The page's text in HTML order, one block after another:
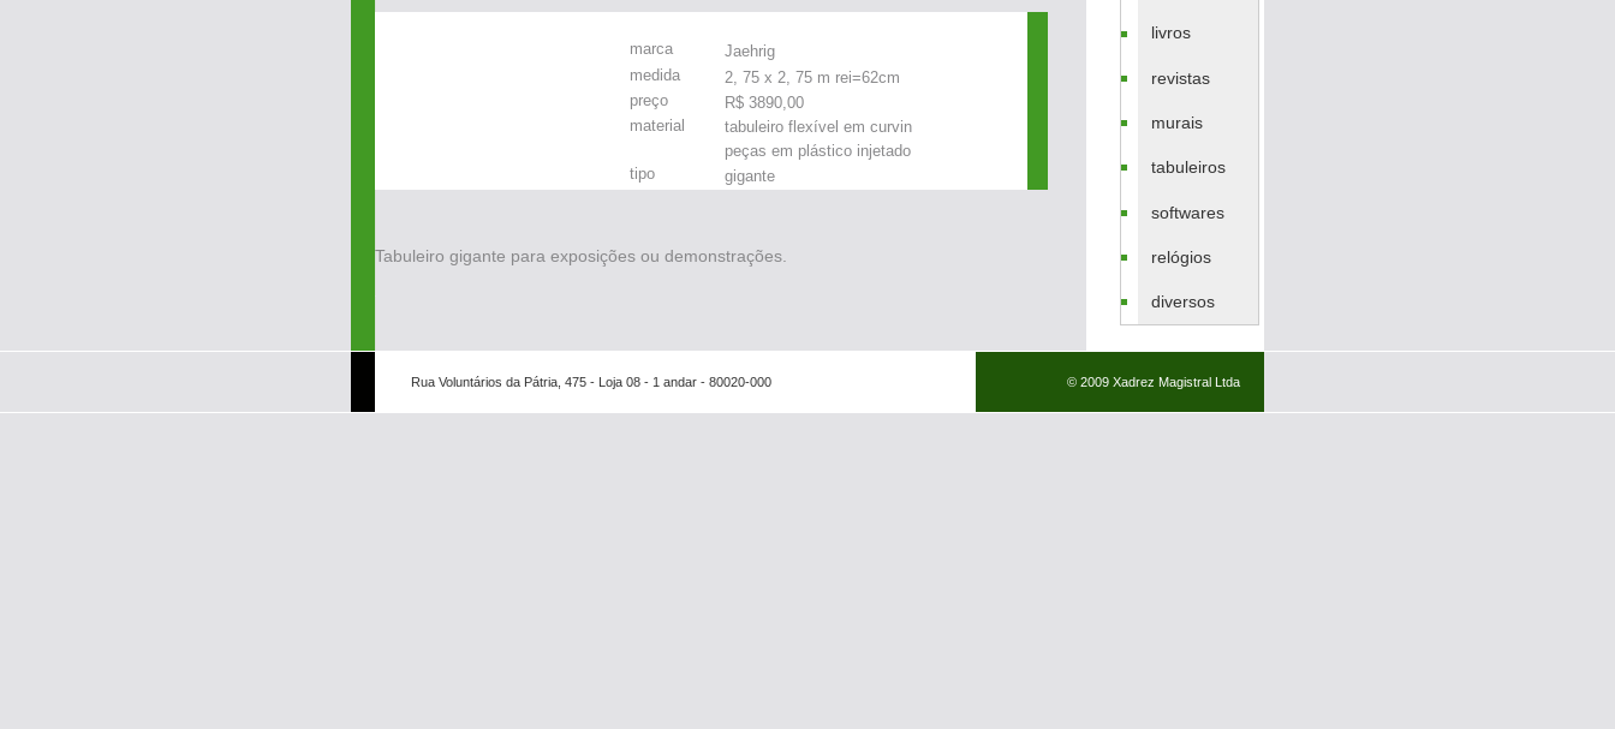
marca
Jaehrig
medida
2, 75 x 2, 75 m rei=62cm
preço
R$ 3890,00
material
tabuleiro flexível em curvin
peças em plástico injetado
tipo
gigante
Tabuleiro gigante para exposições ou demonstrações.
livros
revistas
murais
tabuleiros
softwares
relógios
diversos
Rua Voluntários da Pátria, 475 - Loja 08 - 1 andar - 80020-000 © 2009 Xadrez Magistral Ltda